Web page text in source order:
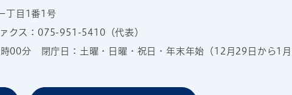
丁目1番1号
クス：075-951-5410（代表）
時00分 閉庁日：土曜・日曜・祝日・年末年始（12月29日から1月